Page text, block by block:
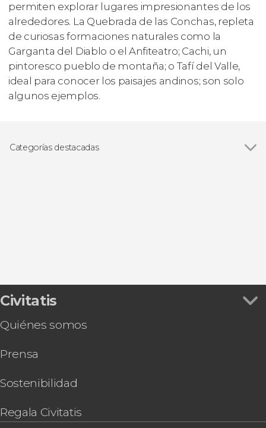
permiten explorar lugares impresionantes de los
alrededores. La Quebrada de las Conchas, repleta
de curiosas formaciones naturales como la
Garganta del Diablo o el Anfiteatro; Cachi, un
pintoresco pueblo de montaña; o Tafí del Valle,
ideal para conocer los paisajes andinos; son solo
algunos ejemplos.
Categorías destacadas
Civitatis
Quiénes somos
Prensa
Sostenibilidad
Regala Civitatis